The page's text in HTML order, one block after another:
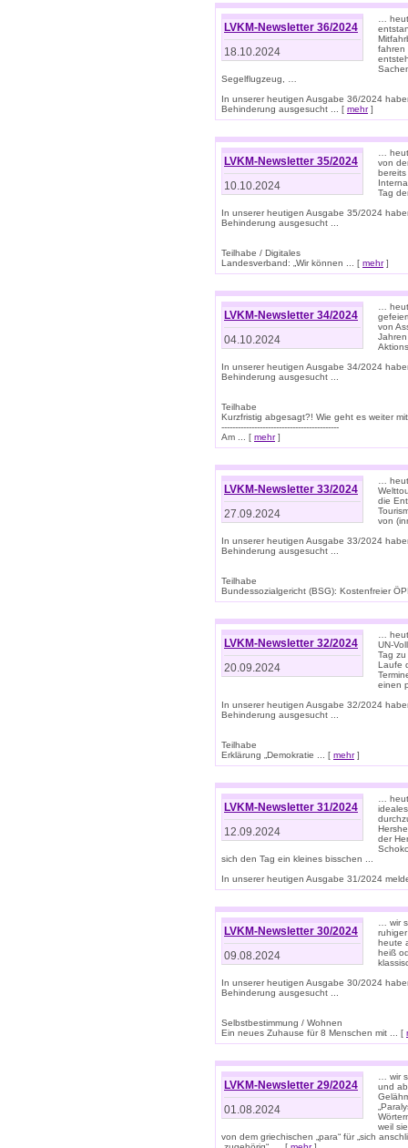
LVKM-Newsletter 36/2024
18.10.2024
…
fahren
Segelflugzeug, …
In unserer heutigen Ausgabe 36/2024
Behinderung ausgesucht ... [ mehr]
LVKM-Newsletter 35/2024
10.10.2024
…
von
bereits
Tag
In unserer heutigen Ausgabe 35/2024
Behinderung ausgesucht ...
Teilhabe / Digitales
Landesverband: „Wir können ... [ mehr]
LVKM-Newsletter 34/2024
04.10.2024
…
von
In unserer heutigen Ausgabe 34/2024
Behinderung ausgesucht ...
Teilhabe
Kurzfristig abgesagt?! Wie geht es weiter
-------------------------------------------
Am ... [ mehr]
LVKM-Newsletter 33/2024
27.09.2024
…
die
von
In unserer heutigen Ausgabe 33/2024
Behinderung ausgesucht ...
Teilhabe
Bundessozialgericht (BSG): Kostenfreier
LVKM-Newsletter 32/2024
20.09.2024
…
UN-
Tag
Laufe
einen
In unserer heutigen Ausgabe 32/2024
Behinderung ausgesucht ...
Teilhabe
Erklärung „Demokratie ... [ mehr]
LVKM-Newsletter 31/2024
12.09.2024
…
der
sich den Tag ein kleines bisschen ...
In unserer heutigen Ausgabe 31/2024
LVKM-Newsletter 30/2024
09.08.2024
… wir
heute
heiß
In unserer heutigen Ausgabe 30/2024
Behinderung ausgesucht ...
Selbstbestimmung / Wohnen
Ein neues Zuhause für 8 Menschen mit ... [
LVKM-Newsletter 29/2024
01.08.2024
… wir
und
weil
von dem griechischen „para“ für „sich